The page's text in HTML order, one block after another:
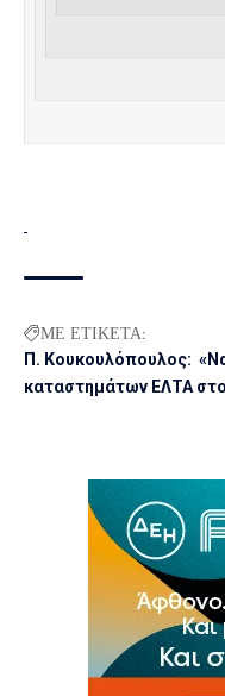
ΜΕ ΕΤΙΚΕΤΑ:
Π. Κουκουλόπουλος:
καταστημάτων ΕΛΤΑ